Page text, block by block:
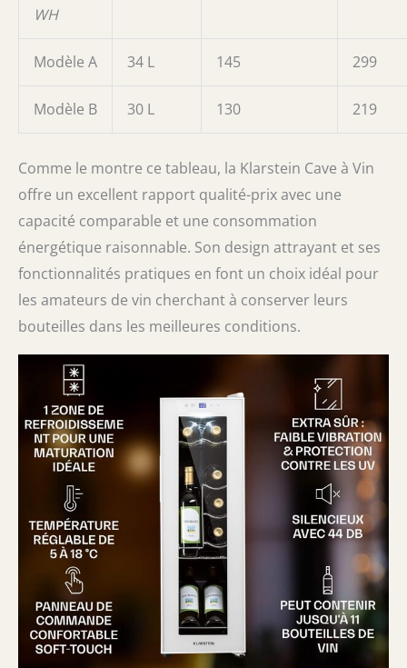
WH
Modèle A 34 L 145 299
Modèle B 30 L 130 219
Comme le montre ce tableau, la Klarstein Cave à Vin
offre un excellent rapport qualité-prix avec une
capacité comparable et une consommation
énergétique raisonnable. Son design attrayant et ses
fonctionnalités pratiques en font un choix idéal pour
les amateurs de vin cherchant à conserver leurs
bouteilles dans les meilleures conditions.